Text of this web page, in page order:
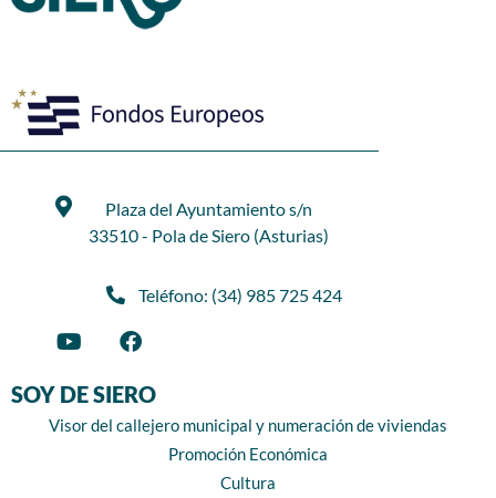
Plaza del Ayuntamiento s/n
33510 - Pola de Siero (Asturias)
Teléfono: (34) 985 725 424
SOY DE SIERO
Visor del callejero municipal y numeración de viviendas
Promoción Económica
Cultura